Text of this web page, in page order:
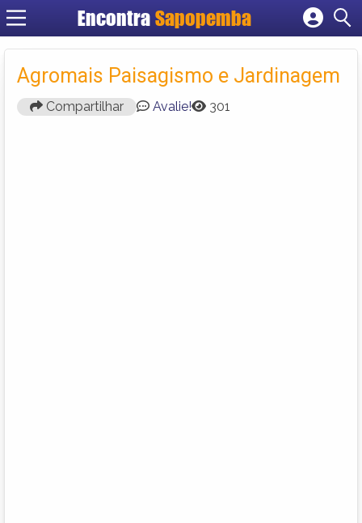
Encontra Sapopemba
Cadastrar empresa
Criar conta
Agromais Paisagismo e Jardinagem
Compartilhar Avalie! 301